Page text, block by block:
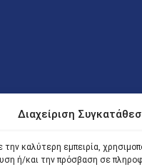
Διαχείριση
την καλύτερη εμπειρία,
ή/και την πρόσβαση σε
Αντιστάσεως 41
των Δικηγόρων στο κτήριο